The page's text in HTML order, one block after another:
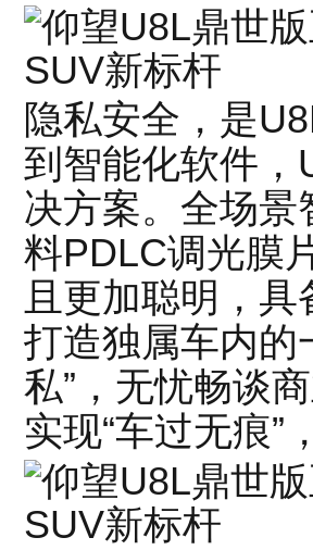
隐私安全，是
到智能化软件，
决方案。全场
料PDLC调光膜
且更加聪明，
打造独属车内的
私”，无忧畅谈
实现“车过无痕”